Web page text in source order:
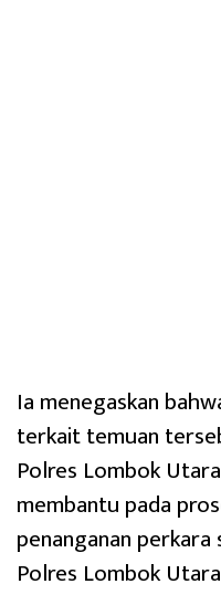
Ia menegaskan
terkait temuan
Polres Lombok
membantu pada
penanganan
Polres Lombok